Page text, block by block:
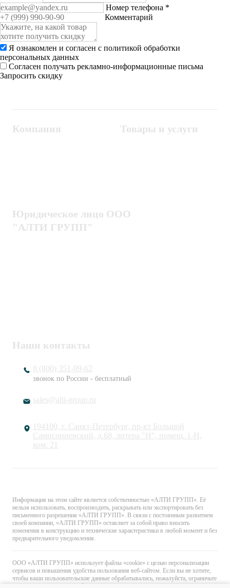
Номер телефона *
Комментарий
Я ознакомлен и согласен с политикой обработки
персональных данных
Согласен получать рекламно-информационные письма
Запросить скидку
Компания Товары и услуги
Юридическое лицо ООО
"АЛТИ ГРУПП"
Наши контакты
8 (800) 351-09-62
звонок по России - бесплатный
sales@alti-group.ru
194100, г. Санкт-Петербург, пр-кт Большой
Сампсониевский, д.68, литера "Н", помещ. 1-Н,
ком. 21
Информация на этом сайте является собственностью «АЛТИ ГРУПП». Её
нельзя использовать, воспроизводить, раскрывать или экспортировать без
письменного разрешения «АЛТИ ГРУПП». В связи с постоянным развитием
своей компании, «АЛТИ ГРУПП» оставляет за собой право вносить
изменения в конструкцию и технические характеристики в любой момент и без
предварительного уведомления.
ООО «АЛТИ ГРУПП» использует файлы «cookie» с целью персонализации
сервисов и повышения удобства пользования веб-сайтом. Если вы не хотите,
чтобы ваши пользовательские данные обрабатывались, пожалуйста, ограничьте
их использование в своём браузере.